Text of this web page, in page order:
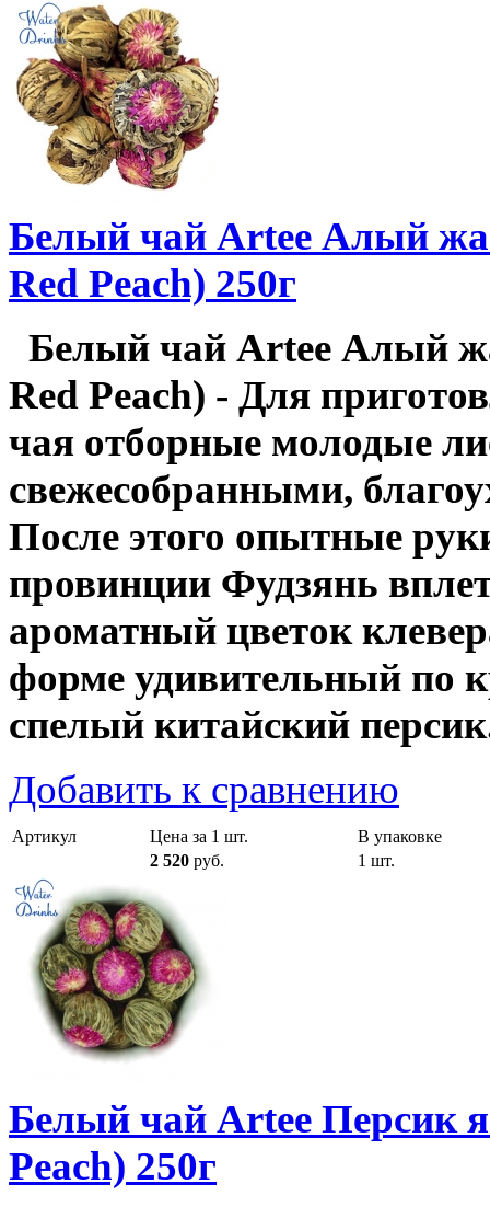
Белый чай Artee Алый
Red Peach) 250г
Белый чай Artee Алый
Red Peach) - Для
чая отборные молодые
свежесобранными,
После этого опытные
провинции Фудзянь
ароматный цветок
форме удивительный по
спелый китайский
Добавить к сравнению
Артикул Цена за 1 шт.
В упаковке
2 520 руб. 1 шт.
Белый чай Artee Персик
Peach) 250г